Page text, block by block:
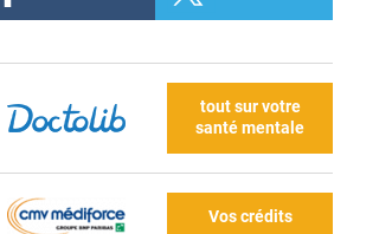
tout sur votre
santé mentale
Vos crédits